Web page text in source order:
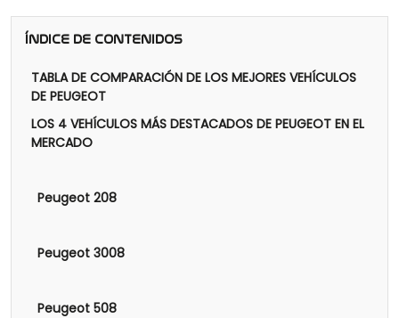
ÍNDICE DE CONTENIDOS
TABLA DE COMPARACIÓN DE LOS MEJORES VEHÍCULOS
DE PEUGEOT
LOS 4 VEHÍCULOS MÁS DESTACADOS DE PEUGEOT EN EL
MERCADO
Peugeot 208
Peugeot 3008
Peugeot 508